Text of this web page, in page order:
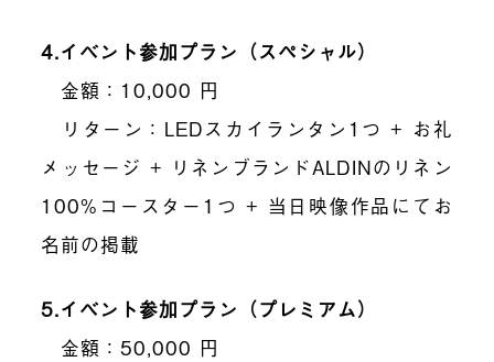
4.イベント参加プラン（スペシャル）
金額： 10,000 円
リターン： LEDスカイランタン 1 つ + お礼
メッセージ + リネンブランドALDINのリネン
100% コースター 1 つ + 当日映像作品にてお
名前の掲載
5.イベント参加プラン（プレミアム）
金額：50,000 円